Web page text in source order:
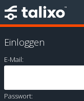
Einloggen
E-Mail:
Passwort: